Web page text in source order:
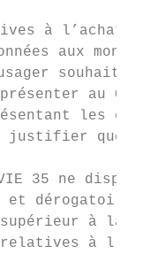
à
aux
au
les
justifier que
35 ne
et
à la
à